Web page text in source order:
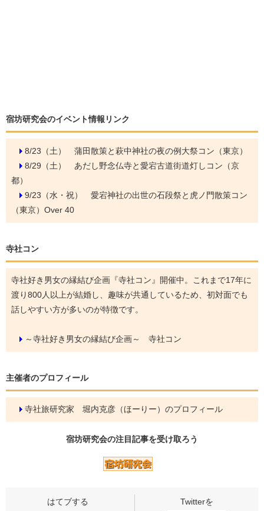
宿坊研究会のイベント情報リンク
8/23（土） 蒲田散策と萩中神社の夜の例大祭コン（東京）
8/29（土） あだし野念仏寺と愛宕古道街道灯しコン（京
都）
9/23（水・祝） 愛宕神社の出世の石段祭と虎ノ門散策コン
（東京）Over 40
寺社コン
寺社好き男女の縁結び企画『寺社コン』開催中。これまで17年に
渡り800人以上が結婚し、趣味が共通しているため、初対面でも
話しやすい方が多いのが特徴です。
～寺社好き男女の縁結び企画～ 寺社コン
主催者のプロフィール
寺社旅研究家 堀内克彦（ほーりー）のプロフィール
宿坊研究会の注目記事を受け取ろう